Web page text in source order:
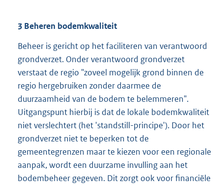
3 Beheren bodemkwaliteit
Beheer is gericht op het faciliteren van verantwoord
grondverzet. Onder verantwoord grondverzet
verstaat de regio "zoveel mogelijk grond binnen de
regio hergebruiken zonder daarmee de
duurzaamheid van de bodem te belemmeren".
Uitgangspunt hierbij is dat de lokale bodemkwaliteit
niet verslechtert (het 'standstill-principe'). Door het
grondverzet niet te beperken tot de
gemeentegrenzen maar te kiezen voor een regionale
aanpak, wordt een duurzame invulling aan het
bodembeheer gegeven. Dit zorgt ook voor financiële